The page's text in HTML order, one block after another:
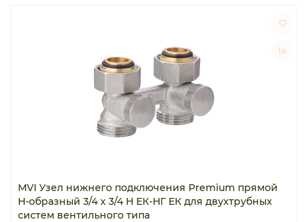
MVI Узел нижнего подключения Premium прямой
H-образный 3/4 x 3/4 Н ЕК-НГ ЕК для двухтрубных
систем вентильного типа